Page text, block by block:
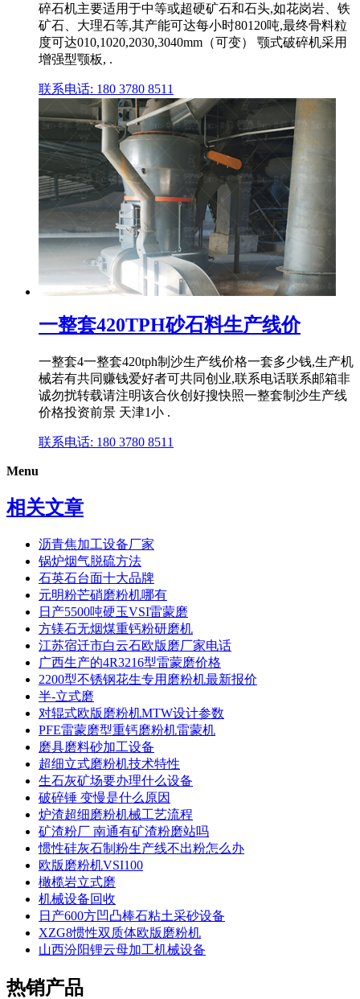
碎石机主要适用于中等或超硬矿石和石头,如花岗岩、铁
矿石、大理石等,其产能可达每小时80120吨,最终骨料粒
度可达010,1020,2030,3040mm（可变） 颚式破碎机采用
增强型颚板, .
联系电话: 180 3780 8511
一整套420TPH砂石料生产线价
一整套4一整套420tph制沙生产线价格一套多少钱,生产机
械若有共同赚钱爱好者可共同创业,联系电话联系邮箱非
诚勿扰转载请注明该合伙创好搜快照一整套制沙生产线
价格投资前景 天津1小 .
联系电话: 180 3780 8511
Menu
相关文章
沥青焦加工设备厂家
锅炉烟气脱硫方法
石英石台面十大品牌
元明粉芒硝磨粉机哪有
日产5500吨硬玉VSI雷蒙磨
方镁石无烟煤重钙粉研磨机
江苏宿迁市白云石欧版磨厂家电话
广西生产的4R3216型雷蒙磨价格
2200型不锈钢花生专用磨粉机最新报价
半-立式磨
对辊式欧版磨粉机MTW设计参数
PFE雷蒙磨型重钙磨粉机雷蒙机
磨具磨料砂加工设备
超细立式磨粉机技术特性
生石灰矿场要办理什么设备
破碎锤 变慢是什么原因
炉渣超细磨粉机械工艺流程
矿渣粉厂 南通有矿渣粉磨站吗
惯性硅灰石制粉生产线不出粉怎么办
欧版磨粉机VSI100
橄榄岩立式磨
机械设备回收
日产600方凹凸棒石粘土采砂设备
XZG8惯性双质体欧版磨粉机
山西汾阳锂云母加工机械设备
热销产品